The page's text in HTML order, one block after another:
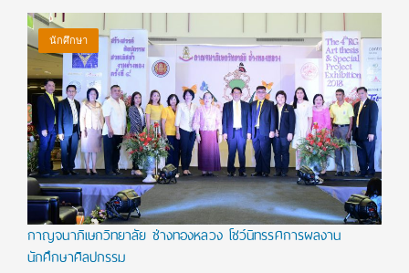
นักศึกษา
กาญจนาภิเษกวิทยาลัย ช่างทองหลวง โชว์นิทรรศการผลงาน
นักศึกษาศิลปกรรม